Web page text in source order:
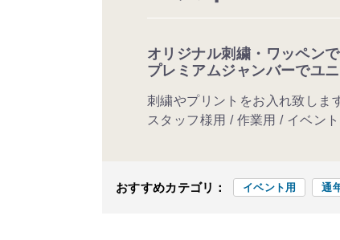
オリジナル刺繍・ワッペン
プレミアムジャンバーでユ
刺繍やプリントをお入れ致しま
スタッフ様用 / 作業用 / イベン
おすすめカテゴリ： イベント用 通